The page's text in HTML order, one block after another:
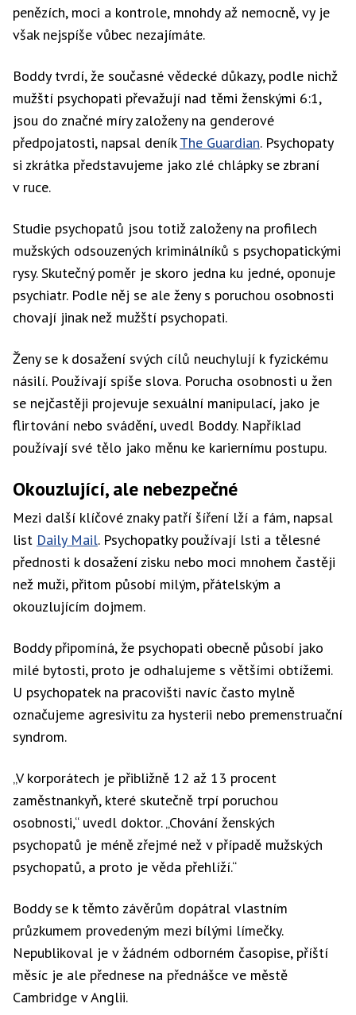
penězích, moci a kontrole, mnohdy až nemocně, vy je
však nejspíše vůbec nezajímáte.
Boddy tvrdí, že současné vědecké důkazy, podle nichž
mužští psychopati převažují nad těmi ženskými 6:1,
jsou do značné míry založeny na genderové
předpojatosti, napsal deníkThe Guardian. Psychopaty
si zkrátka představujeme jako zlé chlápky se zbraní
v ruce.
Studie psychopatů jsou totiž založeny na profilech
mužských odsouzených kriminálníků s psychopatickými
rysy. Skutečný poměr je skoro jedna ku jedné, oponuje
psychiatr. Podle něj se ale ženy s poruchou osobnosti
chovají jinak než mužští psychopati.
Ženy se k dosažení svých cílů neuchylují k fyzickému
násilí. Používají spíše slova. Porucha osobnosti u žen
se nejčastěji projevuje sexuální manipulací, jako je
flirtování nebo svádění, uvedl Boddy. Například
používají své tělo jako měnu ke kariernímu postupu.
Okouzlující, ale nebezpečné
Mezi další klíčové znaky patří šíření lží a fám, napsal
list Daily Mail. Psychopatky používají lsti a tělesné
přednosti k dosažení zisku nebo moci mnohem častěji
než muži, přitom působí milým, přátelským a
okouzlujícím dojmem.
Boddy připomíná, že psychopati obecně působí jako
milé bytosti, proto je odhalujeme s většími obtížemi.
U psychopatek na pracovišti navíc často mylně
označujeme agresivitu za hysterii nebo premenstruační
syndrom.
„V korporátech je přibližně 12 až 13 procent
zaměstnankyň, které skutečně trpí poruchou
osobnosti,“ uvedl doktor. „Chování ženských
psychopatů je méně zřejmé než v případě mužských
psychopatů, a proto je věda přehlíží.“
Boddy se k těmto závěrům dopátral vlastním
průzkumem provedeným mezi bílými límečky.
Nepublikoval je v žádném odborném časopise, příští
měsíc je ale přednese na přednášce ve městě
Cambridge v Anglii.